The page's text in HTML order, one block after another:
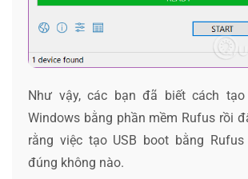
Như vậy, các bạn đã biết cách tạo
Windows bằng phần mềm Rufus rồi
rằng việc tạo USB boot bằng
đúng không nào.